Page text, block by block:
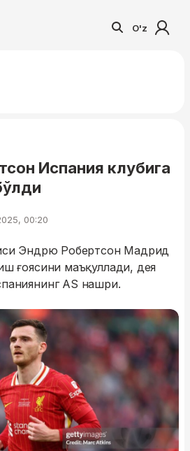
O'z
Испания клубига
00:20
Эндрю Робертсон Мадрид
ғоясини маъқуллади, дея
AS нашри.